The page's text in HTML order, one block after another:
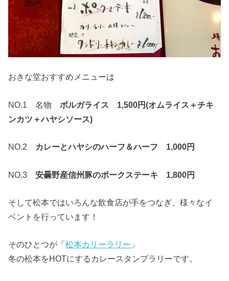
おきな堂おすすめメニューは
NO.1 名物ボルガライス 1,500円(オムライス＋チキ
ンカツ＋ハヤシソース)
NO.2 カレーとハヤシのハーフ＆ハーフ 1,000円
NO.3安曇野産信州豚のポークステーキ 1,800円
そして松本ではいろんな飲食店が手をつなぎ、様々なイ
ベントを行っています！
そのひとつが「松本カリーラリー 」
冬の松本をHOTにするカレースタンプラリーです。